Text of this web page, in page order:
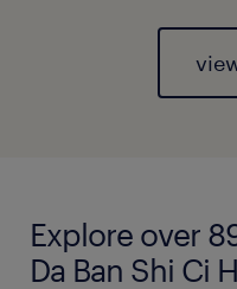
Explore over
Da Ban Shi Ci